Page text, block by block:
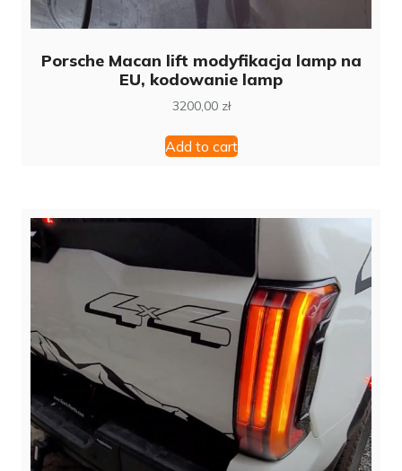
Porsche Macan lift modyfikacja lamp na
EU, kodowanie lamp
3200,00 zł
Add to cart